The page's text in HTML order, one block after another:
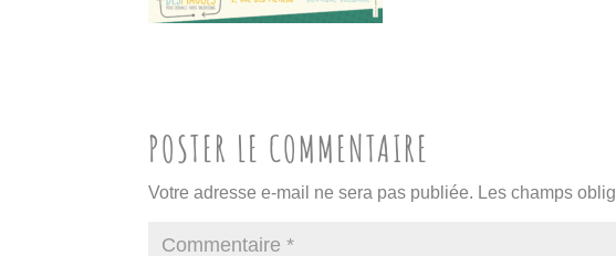
POSTER LE COMMENTAIRE
Votre adresse e-mail ne sera pas publiée. Les champs